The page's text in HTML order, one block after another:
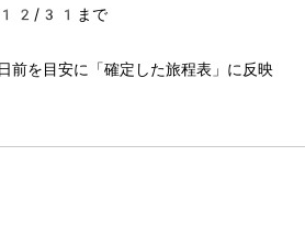
12/31まで
を目安に「確定した旅程表」に反映